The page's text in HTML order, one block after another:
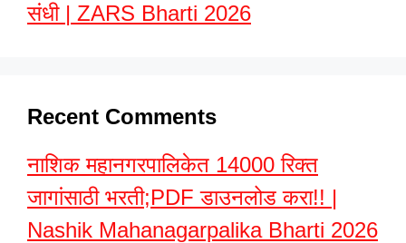
संधी | ZARS Bharti 2026
Recent Comments
नाशिक महानगरपालिकेत 14000 रिक्त
जागांसाठी भरती;PDF डाउनलोड करा!! |
Nashik Mahanagarpalika Bharti 2026